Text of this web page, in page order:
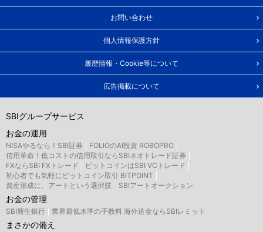
お問い合わせ
個人情報保護方針
履歴情報・Cookie等について
広告掲載について
SBIグループサービス
お金の運用
NISAやるなら！SBI証券
FOLIOのAI投資 ROBOPRO
信用革命！低コストの信用取引ならSBIネオトレード証券
FXならSBI FXトレード
ビットコインはSBI VCトレード
初心者でも気軽にビットコイン取引 BITPOINT
資産形成に、アートという選択肢 SBIアートオークション
お金の管理
SBI新生銀行 業界最低水準の手数料 海外送金ならSBIレミット
まさかの備え